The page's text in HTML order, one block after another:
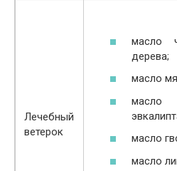
Лечебный
ветерок
масло
дерева;
масло
масло
масло
масло